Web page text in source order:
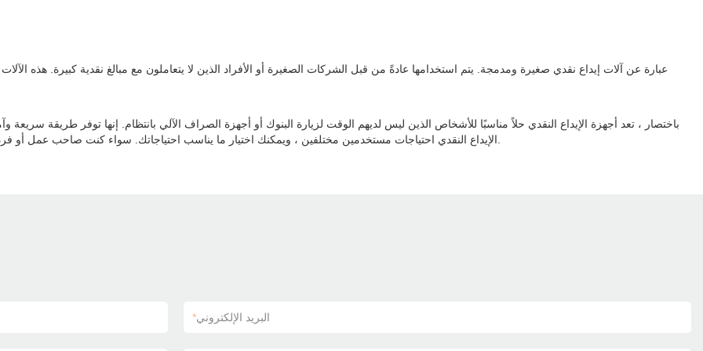
باختصار ، تعد أجهزة الإيداع النقدي حلاً مناسبًا للأشخاص الذين ليس لديهم الوقت لزيارة البنوك أو أجهزة الصراف الآلي بانتظام. إنها توفر طريقة سريعة
*البريد الإلكتروني